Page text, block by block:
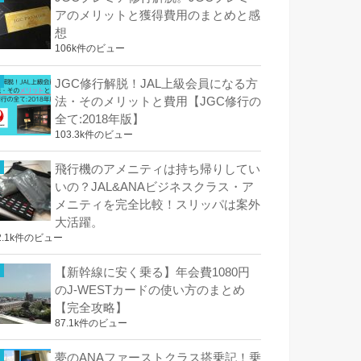
アのメリットと獲得費用のまとめと感
想
106k件のビュー
JGC修行解脱！JAL上級会員になる方
法・そのメリットと費用【JGC修行の
全て:2018年版】
103.3k件のビュー
飛行機のアメニティは持ち帰りしてい
いの？JAL&ANAビジネスクラス・ア
メニティを完全比較！スリッパは案外
大活躍。
件のビュー
【新幹線に安く乗る】年会費1080円
のJ-WESTカードの使い方のまとめ
【完全攻略】
87.1k件のビュー
夢のANAファーストクラス搭乗記！乗